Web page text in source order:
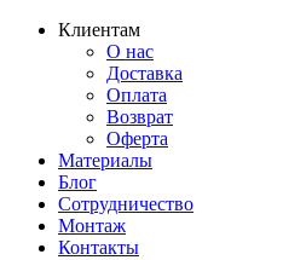
Клиентам
О нас
Доставка
Оплата
Возврат
Оферта
Материалы
Блог
Сотрудничество
Монтаж
Контакты